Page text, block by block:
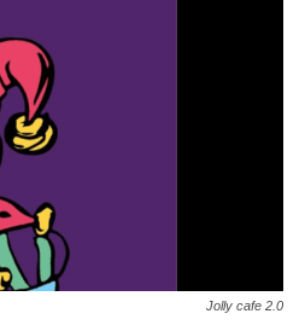
Jolly cafe 2.0